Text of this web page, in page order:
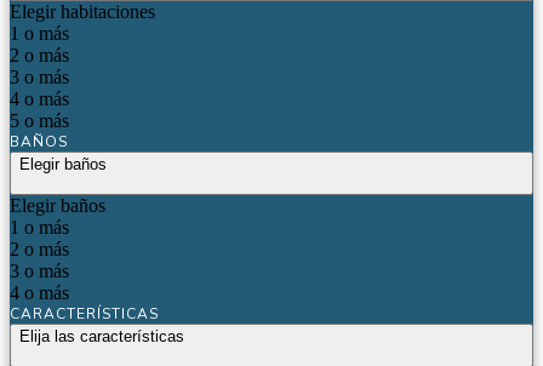
Elegir habitaciones
1 o más
2 o más
3 o más
4 o más
5 o más
BAÑOS
Elegir baños
Elegir baños
1 o más
2 o más
3 o más
4 o más
CARACTERÍSTICAS
Elija las características